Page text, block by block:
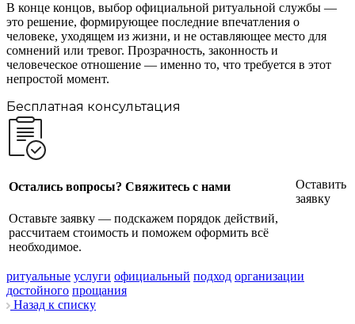
В конце концов, выбор официальной ритуальной службы —
это решение, формирующее последние впечатления о
человеке, уходящем из жизни, и не оставляющее место для
сомнений или тревог. Прозрачность, законность и
человеческое отношение — именно то, что требуется в этот
непростой момент.
Бесплатная консультация
Остались вопросы? Свяжитесь с нами
Оставьте заявку — подскажем порядок действий,
рассчитаем стоимость и поможем оформить всё
необходимое.
Оставить
заявку
ритуальные услуги официальный подход организации
достойного прощания
Назад к списку